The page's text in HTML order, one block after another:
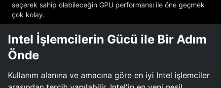
seçerek sahip olabileceğin GPU performansı ile öne geçmek
çok kolay.
Intel İşlemcilerin Gücü ile Bir Adım
Önde
Kullanım alanına ve amacına göre en iyi Intel işlemciler